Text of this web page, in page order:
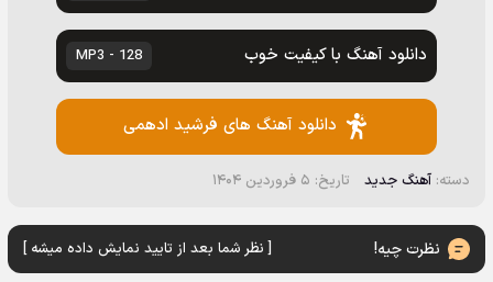
دانلود آهنگ با کیفیت خوب 128 - MP3
دانلود آهنگ های فرشید ادهمی
دسته: آهنگ جدید تاریخ: ۵ فروردین ۱۴۰۴
نظرت چیه! [ نظر شما بعد از تایید نمایش داده میشه ]